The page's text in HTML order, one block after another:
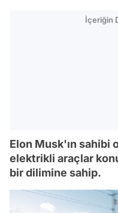
İçeriğin
Elon Musk'ın sahibi
elektrikli araçlar
bir dilimine sahip.